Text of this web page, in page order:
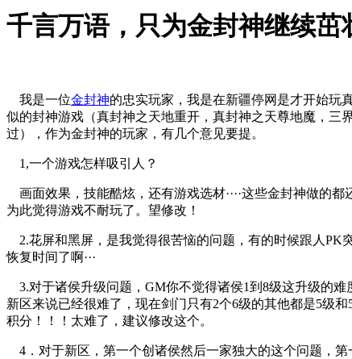
千言万语，只为金封神继续茁
我是一位金封神的忠实玩家，我是在新疆停网是才开始玩
似的封神游戏（真封神之天地重开，真封神之天尊地魔，三
过），作为金封神的玩家，有几个意见要提。
1,一个游戏怎样吸引人？
画面效果，技能酷炫，还有游戏选材····这些金封神做的
为此觉得游戏不耐玩了。望修改！
2.花屏和黑屏，是我觉得很苦恼的问题，有的时候跟人PK
恢复时间了啊···
3.对于诸侯升级问题，GM你不觉得诸侯1到8级这升级的难
新区来说已经很难了，现在剑门只有2个6级的其他都是5级
积分！！！太难了，建议修改这个。
4．对于新区，第一个创诸侯然后一家独大的这个问题，第